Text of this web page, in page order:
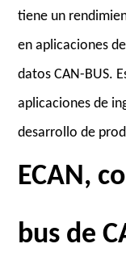
tiene un
en aplicaciones
datos CAN-BUS.
aplicaciones de
desarrollo de
ECAN,
bus de